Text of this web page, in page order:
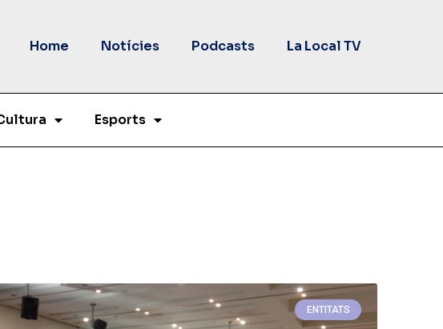
Home Notícies Podcasts La Local TV
Esports
ENTITATS